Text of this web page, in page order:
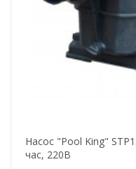
Насос "Pool King"
час, 220В